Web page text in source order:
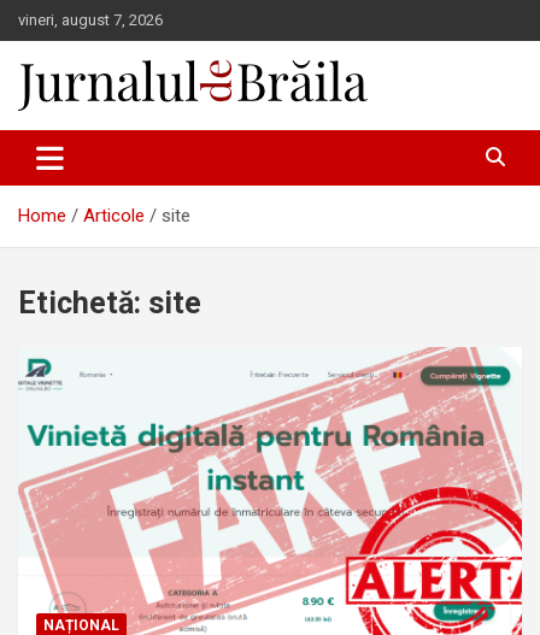
Skip
to
content
vineri, august 7, 2026
Jurnalul de Brăila
Home Articole site
Etichetă: site
NAȚIONAL